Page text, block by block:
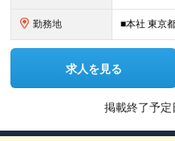
勤務地
求人を見る
掲載終了予定